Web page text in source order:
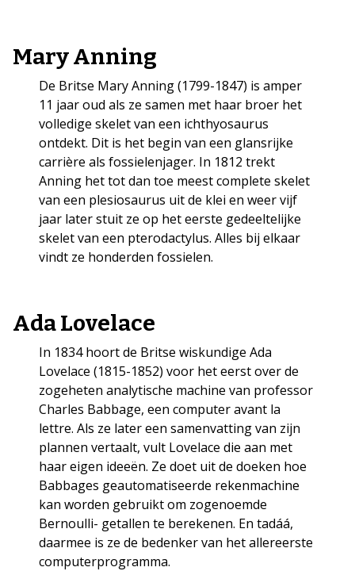
Mary Anning
De Britse Mary Anning (1799-1847) is amper
11 jaar oud als ze samen met haar broer het
volledige skelet van een ichthyosaurus
ontdekt. Dit is het begin van een glansrijke
carrière als fossielenjager. In 1812 trekt
Anning het tot dan toe meest complete skelet
van een plesiosaurus uit de klei en weer vijf
jaar later stuit ze op het eerste gedeeltelijke
skelet van een pterodactylus. Alles bij elkaar
vindt ze honderden fossielen.
Ada Lovelace
In 1834 hoort de Britse wiskundige Ada
Lovelace (1815-1852) voor het eerst over de
zogeheten analytische machine van professor
Charles Babbage, een computer avant la
lettre. Als ze later een samenvatting van zijn
plannen vertaalt, vult Lovelace die aan met
haar eigen ideeën. Ze doet uit de doeken hoe
Babbages geautomatiseerde rekenmachine
kan worden gebruikt om zogenoemde
Bernoulli- getallen te berekenen. En tadáá,
daarmee is ze de bedenker van het allereerste
computerprogramma.